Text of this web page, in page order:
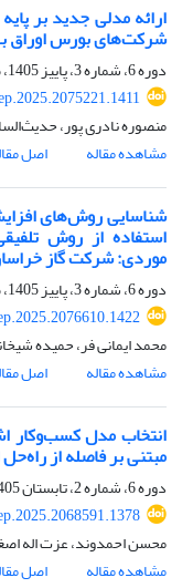
شرکت‌های بورس اوراق
دوره 6، شماره 3، پاییز 1405، صفحه
منصوره نادری پور،
مشاهده مقاله
اصل
شناسایی روش‌های
استفاده از روش
موردی: شرکت گاز
دوره 6، شماره 3، پاییز 1405، صفحه
محمد ایمانی فر، حمیده
مشاهده مقاله
اصل
انتخاب مدل کسب‌وکار
مبتنی بر فاصله از
دوره 6، شماره 2، تابستان 1405، صفحه
محسن احمدوند، عزت اله
مشاهده مقاله
اصل